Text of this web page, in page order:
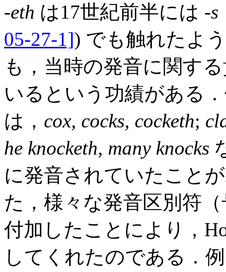
-eth は17世紀前半には -s
05-27-1]) でも触れたよ
も，当時の発音に関す
いるという功績がある
は， cox, cocks, cocketh;
he knocketh, many knocks
に発音されていたこと
た，様々な発音区別符
付加したことにより，
してくれたのである．